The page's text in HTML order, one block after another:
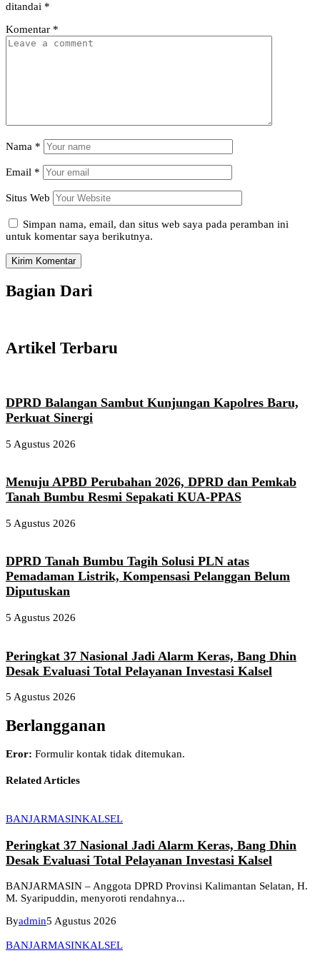
ditandai *
Komentar *
Nama *
Email *
Situs Web
Simpan nama, email, dan situs web saya pada peramban ini
untuk komentar saya berikutnya.
Bagian Dari
Artikel Terbaru
DPRD Balangan Sambut Kunjungan Kapolres Baru,
Perkuat Sinergi
5 Agustus 2026
Menuju APBD Perubahan 2026, DPRD dan Pemkab
Tanah Bumbu Resmi Sepakati KUA-PPAS
5 Agustus 2026
DPRD Tanah Bumbu Tagih Solusi PLN atas
Pemadaman Listrik, Kompensasi Pelanggan Belum
Diputuskan
5 Agustus 2026
Peringkat 37 Nasional Jadi Alarm Keras, Bang Dhin
Desak Evaluasi Total Pelayanan Investasi Kalsel
5 Agustus 2026
Berlangganan
Eror: Formulir kontak tidak ditemukan.
Related Articles
BANJARMASINKALSEL
Peringkat 37 Nasional Jadi Alarm Keras, Bang Dhin
Desak Evaluasi Total Pelayanan Investasi Kalsel
BANJARMASIN – Anggota DPRD Provinsi Kalimantan Selatan, H.
M. Syaripuddin, menyoroti rendahnya...
Byadmin5 Agustus 2026
BANJARMASINKALSEL